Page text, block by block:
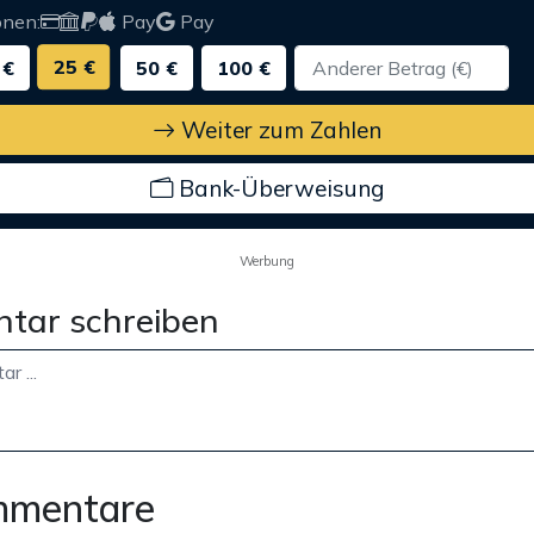
Pay
Pay
25 € 50 € 100 €
Weiter zum Zahlen
Bank-Überweisung
Werbung
schreiben